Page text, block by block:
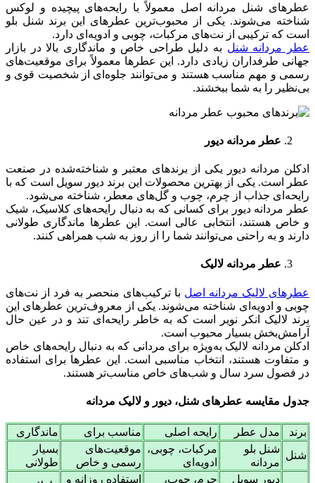
عطرهای شنل مردانه اصل معمولاً با رایحه‌های پیچیده و لوکس
شناخته می‌شوند. یکی از محبوب‌ترین عطرهای این برند شنل بلو
است که ترکیبی از نت‌های مرکبات، چوبی و ادویه‌ای دارد.
عطر مردانه شنل به دلیل طراحی خاص و ماندگاری بالا در بازار
جهانی طرفداران زیادی دارد. این عطرها معمولاً برای موقعیت‌های
رسمی و مهم مناسب هستند و می‌توانند جلوه‌ای از شخصیت قوی و
بی‌نظیر را به شما ببخشند.
عطر مردانه دیور
ادکلن مردانه دیور یکی از برندهای معتبر و شناخته‌شده در صنعت
عطر است. یکی از بهترین محصولات این برند دیور سویل است که با
رایحه‌ای جذاب از چرم، چوب و گل‌های معطر، شناخته می‌شود.
عطر مردانه دیور برای کسانی که به دنبال رایحه‌های کلاسیک، شیک
و خاص هستند، انتخابی عالی است. این عطرها ماندگاری طولانی
دارند و به راحتی می‌توانند شما را از روز به شب همراهی کنند.
عطر مردانه لالیک
عطرهای لالیک مردانه اصل با ترکیب‌های منحصر به فرد از نت‌های
چوبی و ادویه‌ای شناخته می‌شوند. یکی از معروف‌ترین عطرهای این
برند لالیک انکر نویر است که به خاطر رایحه‌ای تند و در عین حال
آرامش‌بخش بسیار محبوب است.
ادکلن مردانه لالیک به‌ویژه برای مردانی که به دنبال رایحه‌های خاص
و متفاوت هستند، انتخاب مناسبی است. این عطرها برای استفاده
در فصول سرد سال و شب‌های خاص مناسب‌تر هستند.
جدول مقایسه عطرهای شنل، دیور و لالیک مردانه
برند مدل عطر رایحه اصلی مناسب برای
ماندگاری
شنل
شنل بلو
مردانه
مرکبات، چوبی،
ادویه‌ای
موقعیت‌های
رسمی و خاص
بسیار
طولانی
دیور سویل
چرم، چوب،
استفاده روزانه و